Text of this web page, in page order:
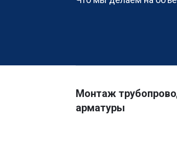
Монтаж
арматуры